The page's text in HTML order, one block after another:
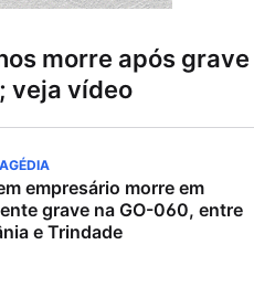
morre após grave
veja vídeo
empresário morre em
grave na GO-060, entre
e Trindade